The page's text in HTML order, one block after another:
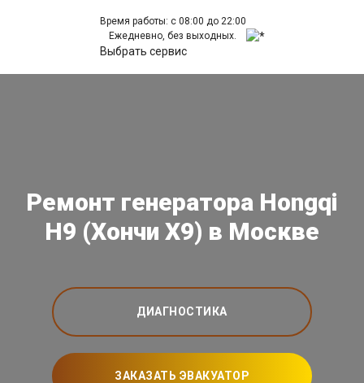
Время работы: с 08:00 до 22:00
Ежедневно, без выходных.
Выбрать сервис
Ремонт генератора Hongqi
H9 (Хончи Х9) в Москве
ДИАГНОСТИКА
ЗАКАЗАТЬ ЭВАКУАТОР